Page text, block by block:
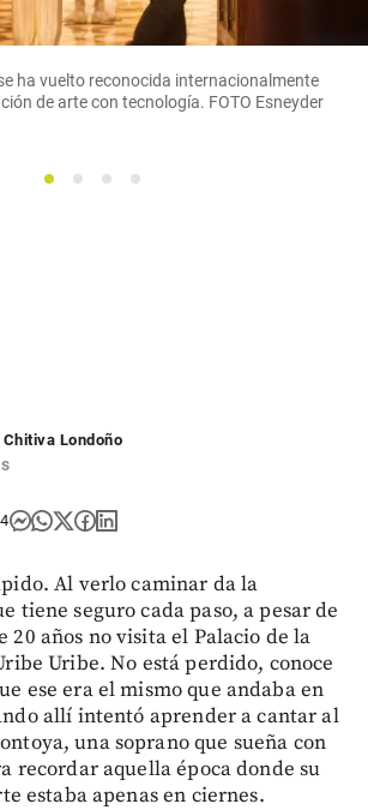
ha vuelto reconocida internacionalmente
de arte con tecnología. FOTO Esneyder
1 2 3 4
Londoño
Al verlo caminar da la
tiene seguro cada paso, a pesar de
20 años no visita el Palacio de la
Uribe. No está perdido, conoce
ese era el mismo que andaba en
allí intentó aprender a cantar al
una soprano que sueña con
recordar aquella época donde su
estaba apenas en ciernes.